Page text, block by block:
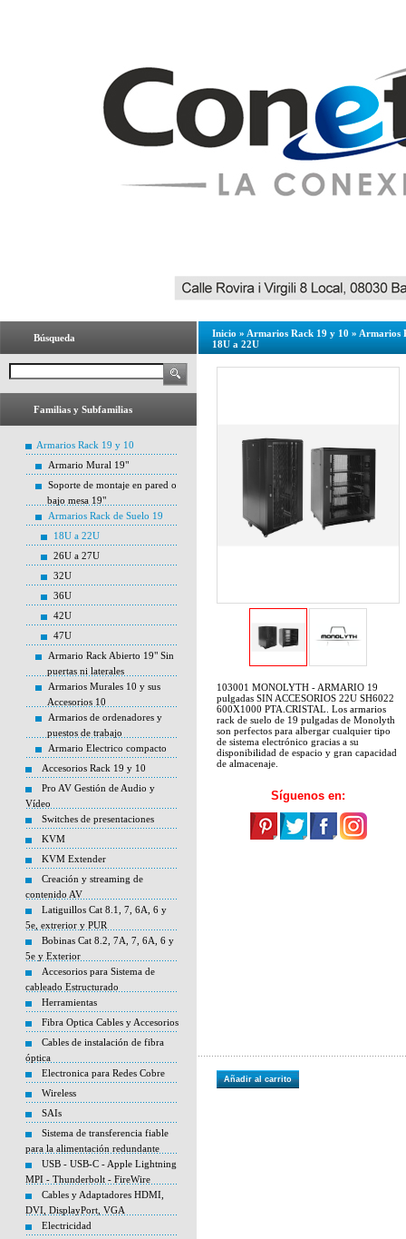
Búsqueda
Familias y Subfamilias
Armarios Rack 19 y 10
Armario Mural 19"
Soporte de montaje en pared o
bajo mesa 19"
Armarios Rack de Suelo 19
18U a 22U
26U a 27U
32U
36U
42U
47U
Armario Rack Abierto 19" Sin
puertas ni laterales
Armarios Murales 10 y sus
Accesorios 10
Armarios de ordenadores y
puestos de trabajo
Armario Electrico compacto
Accesorios Rack 19 y 10
Pro AV Gestión de Audio y
Vídeo
Switches de presentaciones
KVM
KVM Extender
Creación y streaming de
contenido AV
Latiguillos Cat 8.1, 7, 6A, 6 y
5e, extrerior y PUR
Bobinas Cat 8.2, 7A, 7, 6A, 6 y
5e y Exterior
Accesorios para Sistema de
cableado Estructurado
Herramientas
Fibra Optica Cables y Accesorios
Cables de instalación de fibra
óptica
Electronica para Redes Cobre
Wireless
SAIs
Sistema de transferencia fiable
para la alimentación redundante
USB - USB-C - Apple Lightning
MPI - Thunderbolt - FireWire
Cables y Adaptadores HDMI,
DVI, DisplayPort, VGA
Electricidad
Inicio » Armarios Rack 19 y 10 » Armarios
18U a 22U
103001 MONOLYTH - ARMARIO 19
pulgadas SIN ACCESORIOS 22U SH6022
600X1000 PTA.CRISTAL. Los armarios
rack de suelo de 19 pulgadas de Monolyth
son perfectos para albergar cualquier tipo
de sistema electrónico gracias a su
disponibilidad de espacio y gran capacidad
de almacenaje.
Síguenos en:
Añadir al carrito